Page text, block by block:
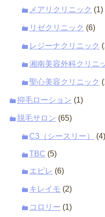
メアリクリニック (1)
リゼクリニック (6)
レジーナクリニック
湘南美容外科クリニ
聖心美容クリニック
抑毛ローション (1)
脱毛サロン (65)
C3（シースリー） (4)
TBC (5)
エピレ (6)
キレイモ (2)
コロリー (1)